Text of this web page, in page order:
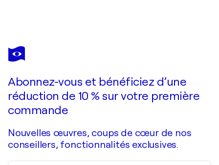
FARNOOSH ASHRAFI
Liminal II
Abonnez-vous et bénéficiez d’une
réduction de 10 % sur votre première
commande
Nouvelles œuvres, coups de cœur de nos
conseillers, fonctionnalités exclusives.